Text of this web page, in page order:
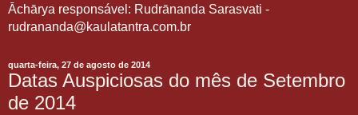
Āchārya responsável: Rudrānanda Sarasvati -
rudrananda@kaulatantra.com.br
quarta-feira, 27 de agosto de 2014
Datas Auspiciosas do mês de Setembro
de 2014